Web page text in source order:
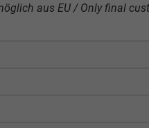
aus EU / Only final